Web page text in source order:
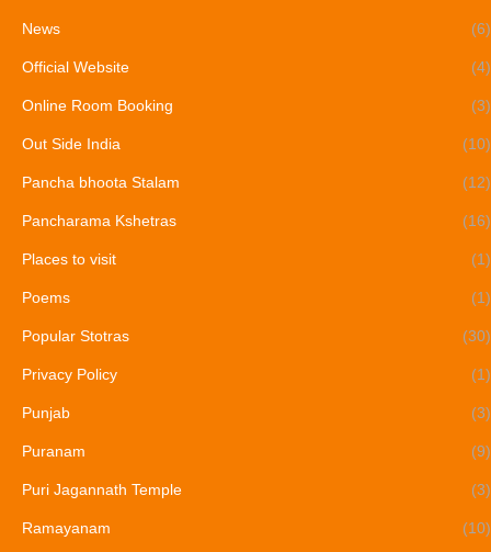
News (6)
Official Website (4)
Online Room Booking (3)
Out Side India (10)
Pancha bhoota Stalam (12)
Pancharama Kshetras (16)
Places to visit (1)
Poems (1)
Popular Stotras (30)
Privacy Policy (1)
Punjab (3)
Puranam (9)
Puri Jagannath Temple (3)
Ramayanam (10)